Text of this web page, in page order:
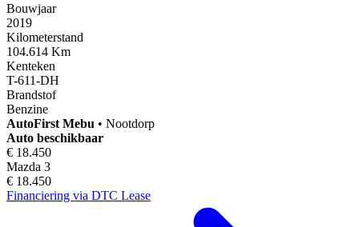
Bouwjaar
2019
Kilometerstand
104.614 Km
Kenteken
T-611-DH
Brandstof
Benzine
AutoFirst Mebu • Nootdorp
Auto beschikbaar
€ 18.450
Mazda 3
€ 18.450
Financiering via DTC Lease